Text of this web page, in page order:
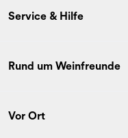
Service & Hilfe
Rund um Weinfreunde
Vor Ort